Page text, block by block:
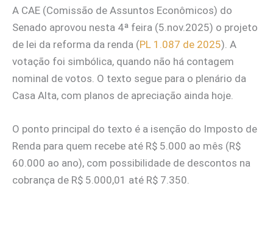
A CAE (Comissão de Assuntos Econômicos) do
Senado aprovou nesta 4ª feira (5.nov.2025) o projeto
de lei da reforma da renda (PL 1.087 de 2025). A
votação foi simbólica, quando não há contagem
nominal de votos. O texto segue para o plenário da
Casa Alta, com planos de apreciação ainda hoje.
O ponto principal do texto é a isenção do Imposto de
Renda para quem recebe até R$ 5.000 ao mês (R$
60.000 ao ano), com possibilidade de descontos na
cobrança de R$ 5.000,01 até R$ 7.350.